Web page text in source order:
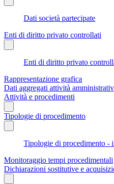
Dati società partecipate
Enti di diritto privato controllati
Enti di diritto privato
Rappresentazione grafica
Dati aggregati attività
Attività e procedimenti
Tipologie di procedimento
Tipologie di procedimento -
Monitoraggio tempi procedimentali
Dichiarazioni sostitutive e